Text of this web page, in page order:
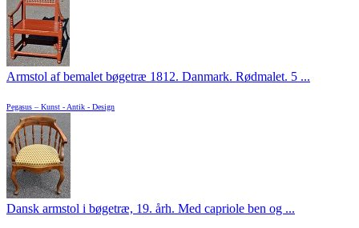
Armstol af bemalet bøgetræ 1812. Danmark. Rødmalet. 5 ...
Pegasus – Kunst - Antik - Design
Dansk armstol i bøgetræ, 19. årh. Med capriole ben og ...